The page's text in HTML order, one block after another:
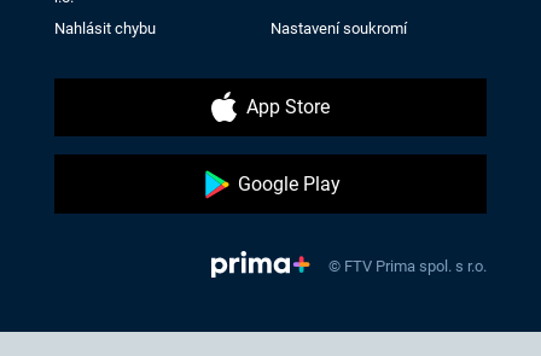
Nahlásit chybu Nastavení soukromí
App Store
Google Play
© FTV Prima spol. s r.o.